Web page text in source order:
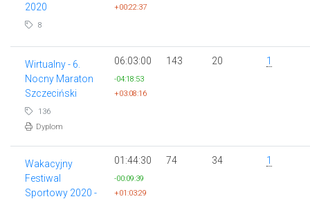
2020
8
+00:22:37
Wirtualny - 6.
Nocny Maraton
Szczeciński
136
Dyplom
06:03:00
-04:18:53
+03:08:16
143 20 1
Wakacyjny
Festiwal
Sportowy 2020 -
01:44:30
-00:09:39
+01:03:29
74 34 1